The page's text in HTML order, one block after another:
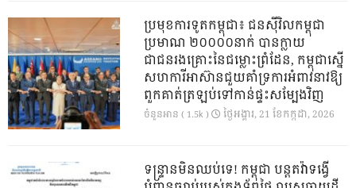
ប្រមុខការទូតកម្ពុជា៖ ជនស៊ីវិលកម្ពុជា
ប្រមាណ ២០០០០នាក់ បានក្លាយ
ជាជនរងគ្រោះនៃជម្លោះព្រំដែន, កម្ពុជាស្នើ
សហការីអាស៊ានជួយគាំទ្រការអំពាវនាវឱ្យ
ពួកគាត់ត្រឡប់ទៅកាន់ផ្ទះសម្បែងវិញ
ចំនួនអាន ( 1.5k ) ថ្ងៃ​អង្គារ, 21 ខែ​កក្កដា, 2026
ទន្ទ្រានមិនឈប់ទេ! កម្ពុជា បន្តតវ៉ាទង្វើ